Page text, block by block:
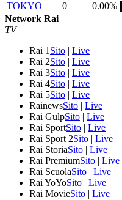
TOKYO
0
0.00%
Network Rai
TV
Rai 1 Sito | Live
Rai 2Sito | Live
Rai 3Sito | Live
Rai 4Sito | Live
Rai 5Sito | Live
RainewsSito | Live
Rai GulpSito | Live
Rai SportSito | Live
Rai Sport 2Sito | Live
Rai StoriaSito | Live
Rai PremiumSito | Live
Rai ScuolaSito | Live
Rai YoYoSito | Live
Rai MovieSito | Live